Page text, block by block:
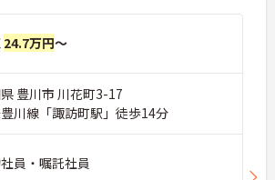
24.7万円～
豊川市 川花町3-17
川線「諏訪町駅」徒歩14分
員・嘱託社員